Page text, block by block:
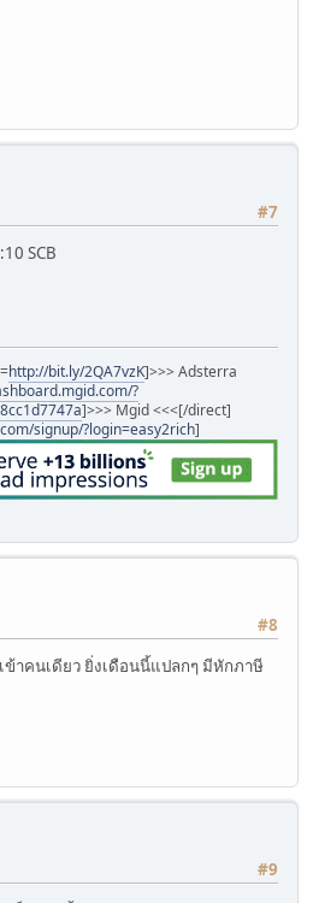
#7
SCB
http://bit.ly/2QA7vzK]>>> Adsterra
?
]>>> Mgid <<<[/direct]
signup/?login=easy2rich]
#8
าคนเดียว ยิ่งเดือนนี้แปลกๆ มีหักภาษี
#9